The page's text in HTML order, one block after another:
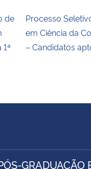
de
Processo
em Ciência da
– Candidatos
GRADUAÇÃO